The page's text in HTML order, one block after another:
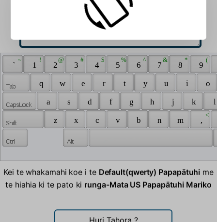
`
~
1
!
2
@
3
#
4
$
5
%
6
^
7
&
8
*
9
(
q w e r t y u i
o
a
s d f g h j k
z
x c v b n m ,
<
Kei te whakamahi koe i te Default(qwerty) Papapātuhi me
te hiahia ki te pato ki runga-Mata US Papapātuhi Mariko
Huri Tahora ?